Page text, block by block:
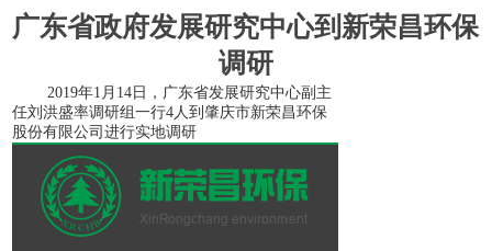
广东省政府发展研究中心到新荣昌环保
调研
2019年1月14日，广东省发展研究中心副主
任刘洪盛率调研组一行4人到 肇庆市新荣昌环保
股份有限公司 进行实地调研